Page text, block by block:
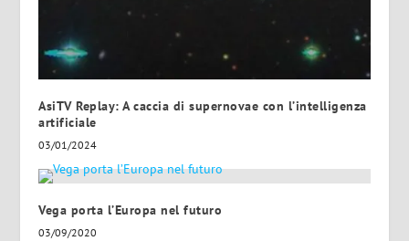
AsiTV Replay: A caccia di supernovae con l’intelligenza
artificiale
03/01/2024
Vega porta l’Europa nel futuro
03/09/2020